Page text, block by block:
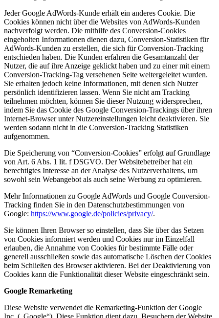
Jeder Google AdWords-Kunde erhält ein anderes Cookie. Die
Cookies können nicht über die Websites von AdWords-Kunden
nachverfolgt werden. Die mithilfe des Conversion-Cookies
eingeholten Informationen dienen dazu, Conversion-Statistiken für
AdWords-Kunden zu erstellen, die sich für Conversion-Tracking
entschieden haben. Die Kunden erfahren die Gesamtanzahl der
Nutzer, die auf ihre Anzeige geklickt haben und zu einer mit einem
Conversion-Tracking-Tag versehenen Seite weitergeleitet wurden.
Sie erhalten jedoch keine Informationen, mit denen sich Nutzer
persönlich identifizieren lassen. Wenn Sie nicht am Tracking
teilnehmen möchten, können Sie dieser Nutzung widersprechen,
indem Sie das Cookie des Google Conversion-Trackings über ihren
Internet-Browser unter Nutzereinstellungen leicht deaktivieren. Sie
werden sodann nicht in die Conversion-Tracking Statistiken
aufgenommen.
Die Speicherung von “Conversion-Cookies” erfolgt auf Grundlage
von Art. 6 Abs. 1 lit. f DSGVO. Der Websitebetreiber hat ein
berechtigtes Interesse an der Analyse des Nutzerverhaltens, um
sowohl sein Webangebot als auch seine Werbung zu optimieren.
Mehr Informationen zu Google AdWords und Google Conversion-
Tracking finden Sie in den Datenschutzbestimmungen von
Google: https://www.google.de/policies/privacy/.
Sie können Ihren Browser so einstellen, dass Sie über das Setzen
von Cookies informiert werden und Cookies nur im Einzelfall
erlauben, die Annahme von Cookies für bestimmte Fälle oder
generell ausschließen sowie das automatische Löschen der Cookies
beim Schließen des Browser aktivieren. Bei der Deaktivierung von
Cookies kann die Funktionalität dieser Website eingeschränkt sein.
Google Remarketing
Diese Website verwendet die Remarketing-Funktion der Google
Inc. („Google“). Diese Funktion dient dazu, Besuchern der Website